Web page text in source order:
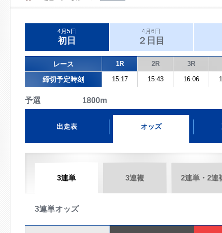
4月5日
初日
4月6日
２日目
レース 1R 2R 3R
締切予定時刻 15:17 15:43 16:06
予選 1800m
出走表 オッズ
3連単 3連複 2連単・2連
3連単オッズ